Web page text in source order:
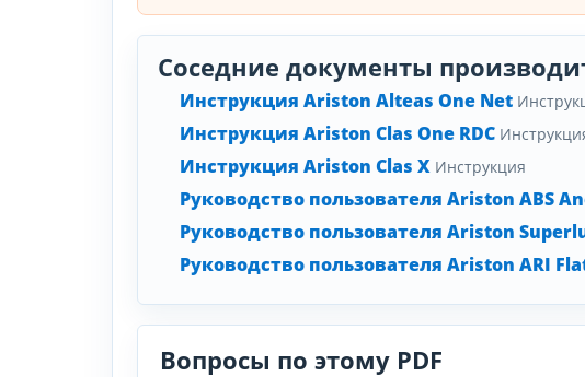
Соседние документы
Инструкция Ariston Alteas One Net
Инструкция Ariston Clas One RDC
Инструкция Ariston Clas X Инструкция
Руководство пользователя Ariston ABS
Руководство пользователя Ariston
Руководство пользователя Ariston ARI
Вопросы по этому PDF